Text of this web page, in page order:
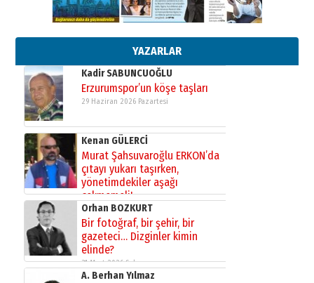
YAZARLAR
Esat BİNDESEN
TRT’NİN BÖLGEYE AÇILAN SESİ
Kadir SABUNCUOĞLU
Erzurumspor’un köşe taşları
29 Haziran 2026 Pazartesi
Kenan GÜLERCİ
Murat Şahsuvaroğlu ERKON’da
çıtayı yukarı taşırken,
yönetimdekiler aşağı
çekmemeli!
17 Şubat 2026 SalıOrhan BOZKURT
Bir fotoğraf, bir şehir, bir
gazeteci… Dizginler kimin
elinde?
31 Mart 2026 Salı
A. Berhan Yılmaz